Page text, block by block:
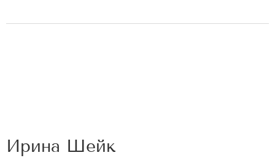
Ирина Шейк